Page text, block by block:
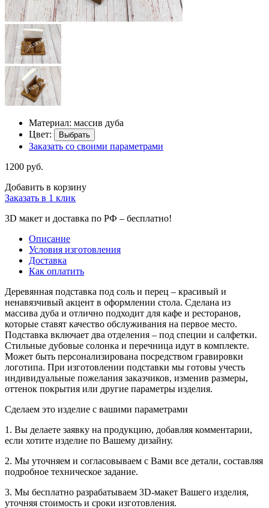
Материал: массив дуба
Цвет:
Выбрать
Заказать со своими параметрами
1200 руб.
Добавить в корзину
Заказать в 1 клик
3D макет и доставка по РФ – бесплатно!
Описание
Условия изготовления
Доставка
Как оплатить
Деревянная подставка под соль и перец – красивый и
ненавязчивый акцент в оформлении стола. Сделана из
массива дуба и отлично подходит для кафе и ресторанов,
которые ставят качество обслуживания на первое место.
Подставка включает два отделения – под специи и салфетки.
Стильные дубовые солонка и перечница идут в комплекте.
Может быть персонализирована посредством гравировки
логотипа. При изготовлении подставки мы готовы учесть
индивидуальные пожелания заказчиков, изменив размеры,
оттенок покрытия или другие параметры изделия.
Сделаем это изделие с вашими параметрами
1. Вы делаете заявку на продукцию, добавляя комментарии,
если хотите изделие по Вашему дизайну.
2. Мы уточняем и согласовываем с Вами все детали, составляя
подробное техническое задание.
3. Мы бесплатно разрабатываем 3D-макет Вашего изделия,
уточняя стоимость и сроки изготовления.